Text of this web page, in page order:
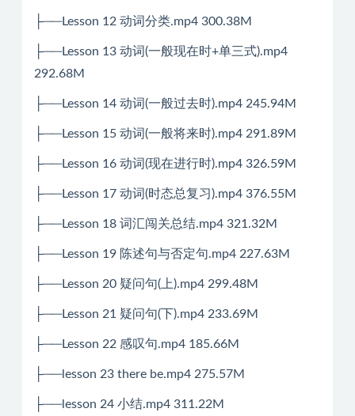
├──Lesson 12 动词分类.mp4 300.38M
├──Lesson 13 动词(一般现在时+单三式).mp4
292.68M
├──Lesson 14 动词(一般过去时).mp4 245.94M
├──Lesson 15 动词(一般将来时).mp4 291.89M
├──Lesson 16 动词(现在进行时).mp4 326.59M
├──Lesson 17 动词(时态总复习).mp4 376.55M
├──Lesson 18 词汇闯关总结.mp4 321.32M
├──Lesson 19 陈述句与否定句.mp4 227.63M
├──Lesson 20 疑问句(上).mp4 299.48M
├──Lesson 21 疑问句(下).mp4 233.69M
├──Lesson 22 感叹句.mp4 185.66M
├──lesson 23 there be.mp4 275.57M
├──lesson 24 小结.mp4 311.22M